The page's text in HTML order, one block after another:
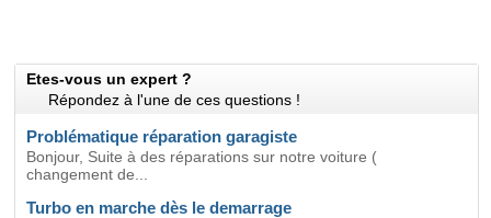
Etes-vous un expert ?
Répondez à l'une de ces questions !
Problématique réparation garagiste
Bonjour, Suite à des réparations sur notre voiture (
changement de...
Turbo en marche dès le demarrage